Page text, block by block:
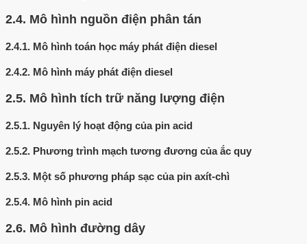
2.4. Mô hình nguồn điện phân tán
2.4.1. Mô hình toán học máy phát điện diesel
2.4.2. Mô hình máy phát điện diesel
2.5. Mô hình tích trữ năng lượng điện
2.5.1. Nguyên lý hoạt động của pin acid
2.5.2. Phương trình mạch tương đương của ắc quy
2.5.3. Một số phương pháp sạc của pin axít-chì
2.5.4. Mô hình pin acid
2.6. Mô hình đường dây